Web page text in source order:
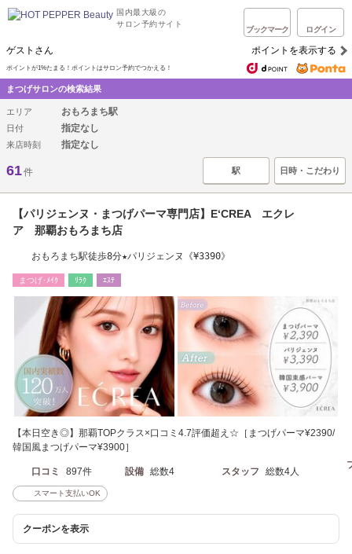
国内最大級の
サロン予約サイト
ブックマーク ログイン
ゲストさん ポイントを表示する
ポイントが1%たまる！ポイントはサロン予約でつかえる！
まつげサロンの検索結果
エリア おもろまち駅
日付 指定なし
来店時刻 指定なし
61件 駅 日時・こだわり
【パリジェンヌ・まつげパーマ専門店】E‘CREA エクレ
ア 那覇おもろまち店
おもろまち駅徒歩8分★パリジェンヌ《¥3390》
まつげ･ﾒｲｸ ﾘﾗｸ ｴｽﾃ
【本日空き◎】那覇TOPクラス×口コミ4.7評価超え☆［まつげパーマ¥2390/
韓国風まつげパーマ¥3900］
口コミ 897件 設備 総数4 スタッフ 総数4人
スマート支払いOK
クーポンを表示